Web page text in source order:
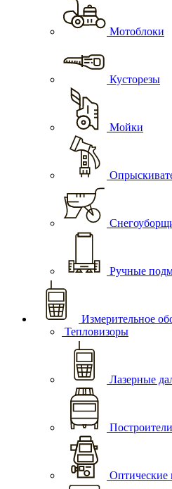
Мотоблоки
Кусторезы
Мойки
Ручные
Измерительное
Тепловизоры
Лазерные
Оптические